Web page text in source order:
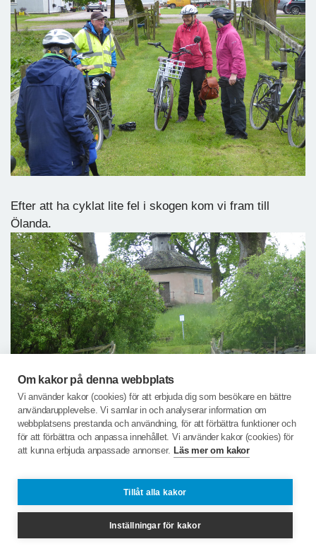
Om kakor på denna webbplats
Vi använder kakor (cookies) för att erbjuda dig som besökare en bättre
användarupplevelse. Vi samlar in och analyserar information om
webbplatsens prestanda och användning, för att förbättra funktioner och
för att förbättra och anpassa innehållet. Vi använder kakor (cookies) för
att kunna erbjuda anpassade annonser. Läs mer om kakor
Tillåt alla kakor
Inställningar för kakor
Efter att ha cyklat lite fel i skogen kom vi fram till
Ölanda.